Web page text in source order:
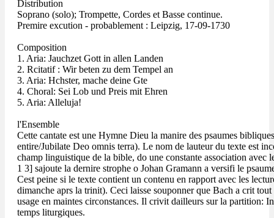
Distribution
Soprano (solo); Trompette, Cordes et Basse continue.
Premire excution - probablement : Leipzig, 17-09-1730
Composition
1. Aria: Jauchzet Gott in allen Landen
2. Rcitatif : Wir beten zu dem Tempel an
3. Aria: Hchster, mache deine Gte
4. Choral: Sei Lob und Preis mit Ehren
5. Aria: Alleluja!
l'Ensemble
Cette cantate est une Hymne Dieu la manire des psaumes
entire/Jubilate Deo omnis terra). Le nom de lauteur du texte est
champ linguistique de la bible, do une constante association avec
1 3] sajoute la dernire strophe o Johan Gramann a versifi le
Cest peine si le texte contient un contenu en rapport avec les
dimanche aprs la trinit). Ceci laisse souponner que Bach a crit
usage en maintes circonstances. Il crivit dailleurs sur la partition:
temps liturgiques.